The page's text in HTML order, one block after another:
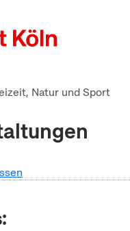
Natur und Sport